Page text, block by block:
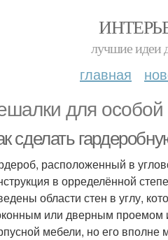
лучшие идеи
главная
для особой
сделать
расположенный в
в орределённой
области стен в углу,
или дверным проемом
мебели, но его вполне